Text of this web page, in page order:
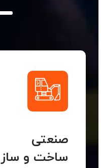
صنعتی
ساخت و ساز